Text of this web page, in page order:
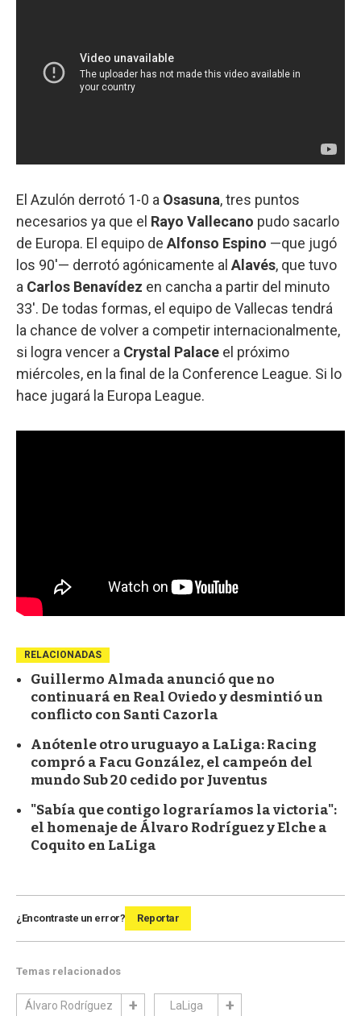
El Azulón derrotó 1-0 a Osasuna, tres puntos
necesarios ya que el Rayo Vallecano pudo sacarlo
de Europa. El equipo de Alfonso Espino —que jugó
los 90'— derrotó agónicamente al Alavés, que tuvo
a Carlos Benavídez en cancha a partir del minuto
33'. De todas formas, el equipo de Vallecas tendrá
la chance de volver a competir internacionalmente,
si logra vencer a Crystal Palace el próximo
miércoles, en la final de la Conference League. Si lo
hace jugará la Europa League.
RELACIONADAS
Guillermo Almada anunció que no
continuará en Real Oviedo y desmintió un
conflicto con Santi Cazorla
Anótenle otro uruguayo a LaLiga: Racing
compró a Facu González, el campeón del
mundo Sub 20 cedido por Juventus
"Sabía que contigo lograríamos la victoria":
el homenaje de Álvaro Rodríguez y Elche a
Coquito en LaLiga
¿Encontraste un error? Reportar
Temas relacionados
Álvaro Rodríguez LaLiga